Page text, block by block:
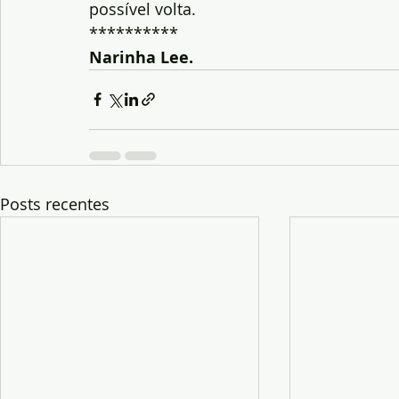
possível volta.
**********
Narinha Lee.
Posts recentes